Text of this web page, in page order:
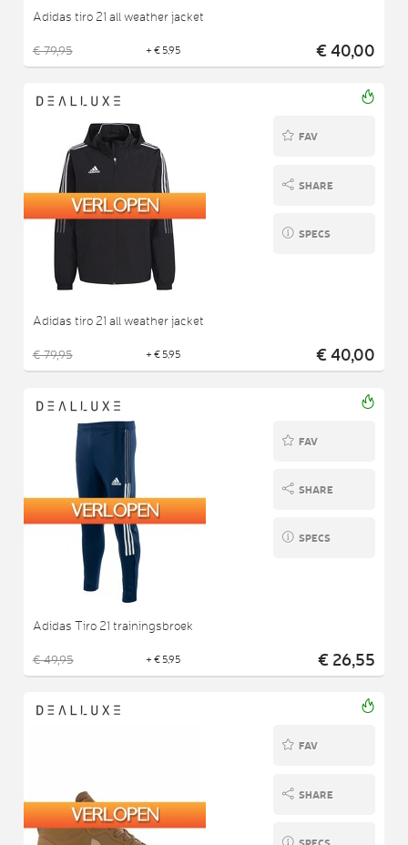
Adidas tiro 21 all weather jacket
€ 79,95 + € 5,95 € 40,00
FAV
SHARE
SPECS
Adidas tiro 21 all weather jacket
€ 79,95 + € 5,95 € 40,00
FAV
SHARE
SPECS
Adidas Tiro 21 trainingsbroek
€ 49,95 + € 5,95 € 26,55
FAV
SHARE